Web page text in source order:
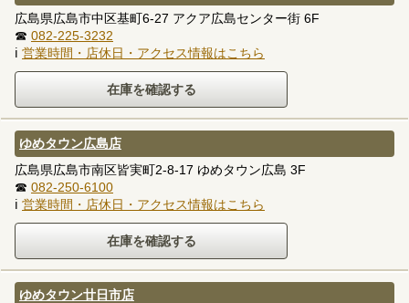
広島県広島市中区基町6-27 アクア広島センター街 6F
☎ 082-225-3232
ℹ 営業時間・店休日・アクセス情報はこちら
ゆめタウン広島店
広島県広島市南区皆実町2-8-17 ゆめタウン広島 3F
☎ 082-250-6100
ℹ 営業時間・店休日・アクセス情報はこちら
ゆめタウン廿日市店